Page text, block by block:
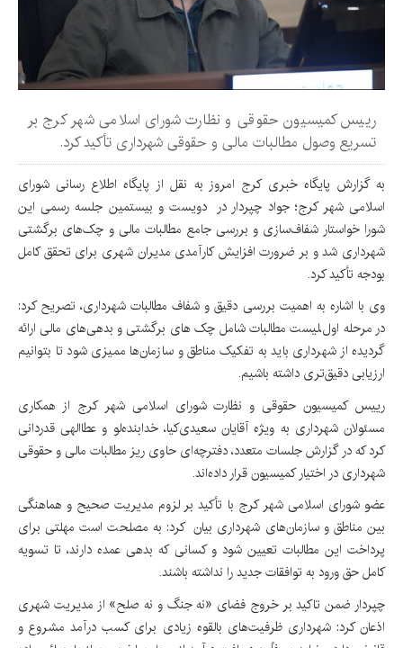
رییس کمیسیون حقوقی و نظارت شورای اسلامی شهر کرج بر
تسریع وصول مطالبات مالی و حقوقی شهرداری تأکید کرد.
به گزارش پایگاه خبری کرج امروز به نقل از پایگاه اطلاع رسانی شورای
اسلامی شهر کرج؛ جواد چپردار در دویست و بیستمین جلسه رسمی این
شورا خواستار شفاف‌سازی و بررسی جامع مطالبات مالی و چک‌های برگشتی
شهرداری شد و بر ضرورت افزایش کارآمدی مدیران شهری برای تحقق کامل
بودجه تأکید کرد.
وی با اشاره به اهمیت بررسی دقیق و شفاف مطالبات شهرداری، تصریح کرد:
در مرحله اول،لیست مطالبات شامل چک‌ های برگشتی و بدهی‌های مالی ارائه
گردیده از شهرداری باید به تفکیک مناطق و سازمان‌ها ممیزی شود تا بتوانیم
ارزیابی دقیق‌تری داشته باشیم.
رییس کمیسیون حقوقی و نظارت شورای اسلامی شهر کرج از همکاری
مسئولان شهرداری به ویژه آقایان سعیدی‌کیا، خدابنده‌لو و عطاالهی قدردانی
کرد که در گزارش جلسات متعدد، دفترچه‌ای حاوی ریز مطالبات مالی و حقوقی
شهرداری در اختیار کمیسیون قرار داده‌اند.
عضو شورای اسلامی شهر کرج با تأکید بر لزوم مدیریت صحیح و هماهنگی
بین مناطق و سازمان‌های شهرداری بیان کرد: به مصلحت است مهلتی برای
پرداخت این مطالبات تعیین شود و کسانی که بدهی عمده دارند، تا تسویه
کامل حق ورود به توافقات جدید را نداشته باشند.
چپردار ضمن تاکید بر خروج فضای «نه جنگ و نه صلح» از مدیریت شهری
اذعان کرد: شهرداری ظرفیت‌های بالقوه زیادی برای کسب درآمد مشروع و